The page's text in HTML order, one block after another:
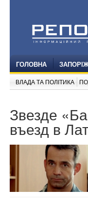
ГОЛОВНА
ВЛАДА ТА ПОЛІТИКА
Звезде
въезд в